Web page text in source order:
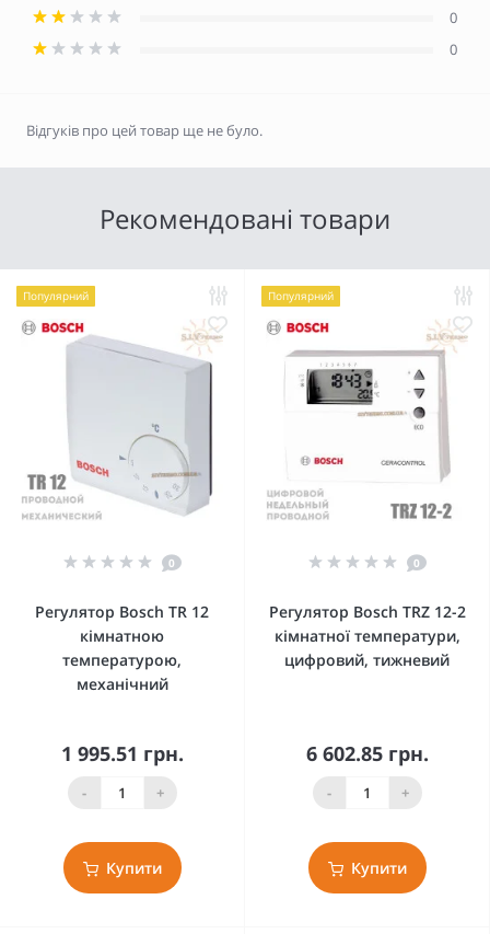
0
0
Відгуків про цей товар ще не було.
Рекомендовані товари
Популярний
0
Регулятор Bosch TR 12
кімнатною
температурою,
механічний
1 995.51 грн.
- +
Купити
Популярний
0
Регулятор Bosch TRZ 12-2
кімнатної температури,
цифровий, тижневий
6 602.85 грн.
- +
Купити